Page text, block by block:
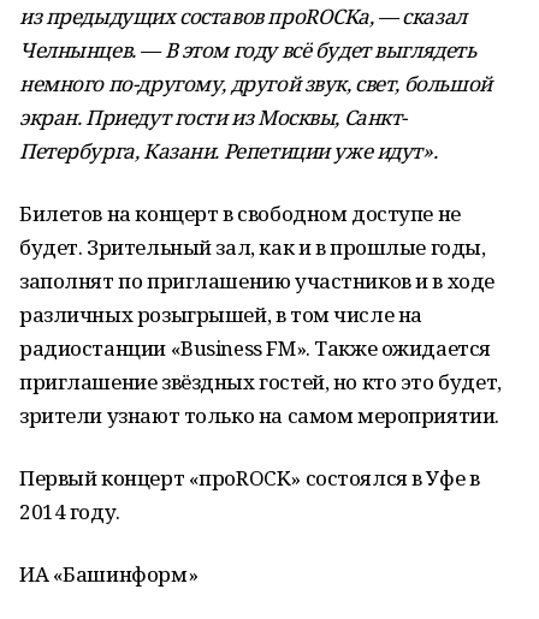
из предыдущих составов проROCKа, — сказал
Челнынцев. — В этом году всё будет выглядеть
немного по-другому, другой звук, свет, большой
экран. Приедут гости из Москвы, Санкт-
Петербурга, Казани. Репетиции уже идут».
Билетов на концерт в свободном доступе не
будет. Зрительный зал, как и в прошлые годы,
заполнят по приглашению участников и в ходе
различных розыгрышей, в том числе на
радиостанции «Business FM». Также ожидается
приглашение звёздных гостей, но кто это будет,
зрители узнают только на самом мероприятии.
Первый концерт «проROCK» состоялся в Уфе в
2014 году.
ИА «Башинформ»